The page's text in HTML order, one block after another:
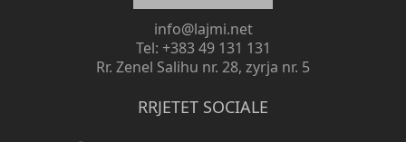
info@lajmi.net
Tel: +383 49 131 131
Rr. Zenel Salihu nr. 28, zyrja nr. 5
RRJETET SOCIALE